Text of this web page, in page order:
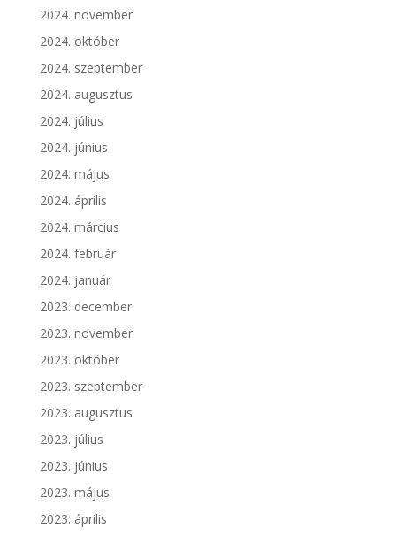
2024. november
2024. október
2024. szeptember
2024. augusztus
2024. július
2024. június
2024. május
2024. április
2024. március
2024. február
2024. január
2023. december
2023. november
2023. október
2023. szeptember
2023. augusztus
2023. július
2023. június
2023. május
2023. április